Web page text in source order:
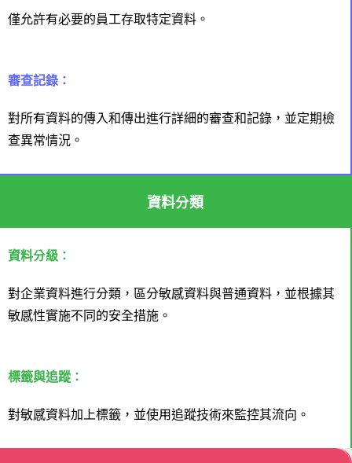
僅允許有必要的員工存取特定資料。
審查記錄：
對所有資料的傳入和傳出進行詳細的審查和記錄，並定期檢
查異常情況。
資料分類
資料分級：
對企業資料進行分類，區分敏感資料與普通資料，並根據其
敏感性實施不同的安全措施。
標籤與追蹤：
對敏感資料加上標籤，並使用追蹤技術來監控其流向。